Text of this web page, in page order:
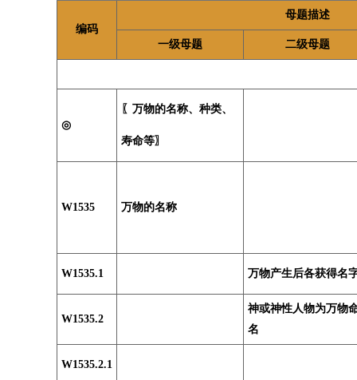
编码
母题描述
一级母题 二级母题
◎
〖万物的名称、种类、
寿命等〗
W1535 万物的名称
W1535.1 万物产生后各获得名
W1535.2
神或神性人物为万物
名
W1535.2.1